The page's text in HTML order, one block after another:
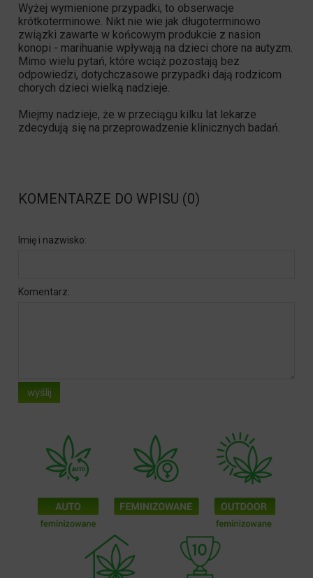
Wyżej wymienione przypadki, to obserwacje
krótkoterminowe. Nikt nie wie jak długoterminowo
związki zawarte w końcowym produkcie z nasion
konopi - marihuanie wpływają na dzieci chore na autyzm.
Mimo wielu pytań, które wciąż pozostają bez
odpowiedzi, dotychczasowe przypadki dają rodzicom
chorych dzieci wielką nadzieje.
Miejmy nadzieje, że w przeciągu kilku lat lekarze
zdecydują się na przeprowadzenie klinicznych badań.
KOMENTARZE DO WPISU (0)
Imię i nazwisko:
Komentarz:
wyślij